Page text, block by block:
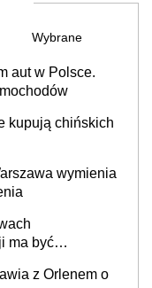
Wybrane
aut w Polsce.
kupują chińskich
wymienia
ma być
z Orlenem o